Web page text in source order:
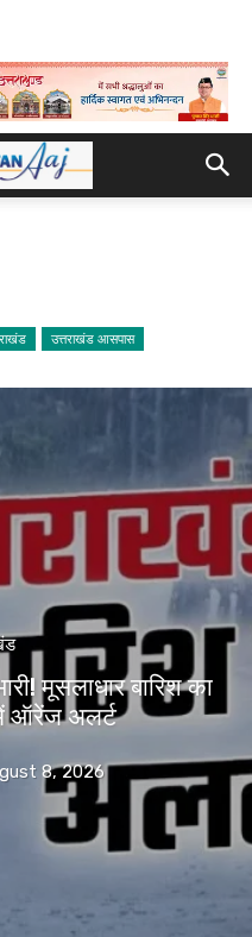
उत्तराखंड आसपास
मूसलाधार बारिश का
ऑरेंज अलर्ट
8, 2026